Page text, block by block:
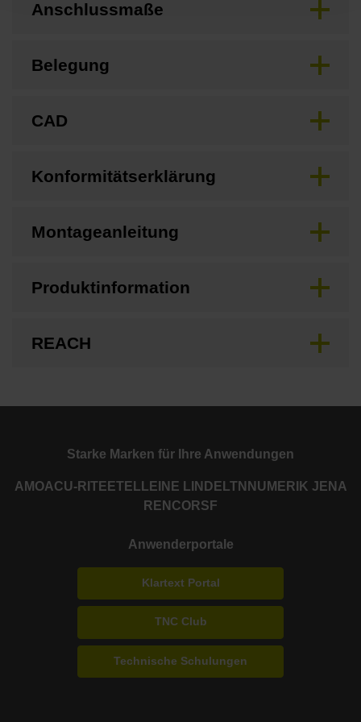
Anschlussmaße
Belegung
CAD
Konformitätserklärung
Montageanleitung
Produktinformation
REACH
Starke Marken für Ihre Anwendungen
AMOACU-RITE ETEL LEINE LINDE LTN NUMERIK JENA
RENCORSF
Anwenderportale
Klartext Portal
TNC Club
Technische Schulungen